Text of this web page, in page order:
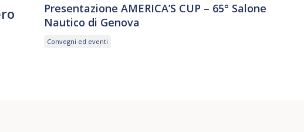
Presentazione AMERICA’S CUP – 65° Salone
Nautico di Genova
Convegni ed eventi